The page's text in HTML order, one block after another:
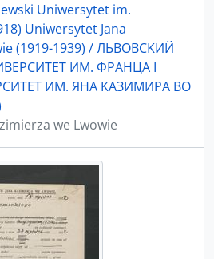
Uniwersytet im.
Uniwersytet Jana
(1919-1939) / ЛЬBOBCKИЙ
ИМ. ФPAНЦA I
ИМ. ЯНA KAЗИМИPA ВO
we Lwowie